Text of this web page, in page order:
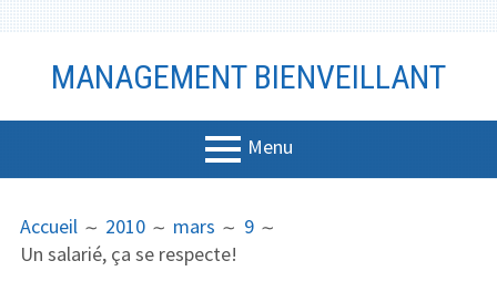
MANAGEMENT BIENVEILLANT
Menu
PRINCIPAL
Bien-être
D'ARIANE
Accueil 2010 mars
9
Un salarié, ça se respecte!